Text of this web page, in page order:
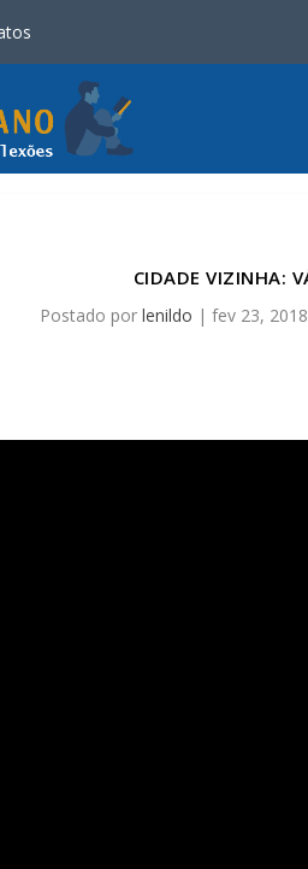
CIDADE VIZINHA:
Postado porlenildo |fev 23, 2018